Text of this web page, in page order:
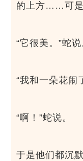
的上方……可是
“它很美。”蛇
“我和一朵花闹
“啊！”蛇说。
于是他们都沉